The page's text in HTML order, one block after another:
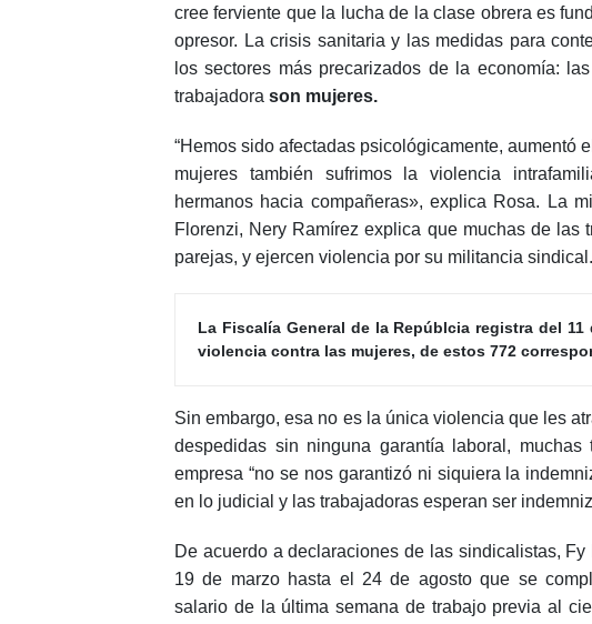
cree ferviente que la lucha de la clase obrera es
opresor. La crisis sanitaria y las medidas para
los sectores más precarizados de la economía:
trabajadora son mujeres.
“Hemos sido afectadas psicológicamente, aumentó
mujeres también sufrimos la violencia
hermanos hacia compañeras», explica Rosa. La
Florenzi, Nery Ramírez explica que muchas de las
parejas, y ejercen violencia por su militancia sindical.
La Fiscalía General de la Repúblcia registra del
violencia contra las mujeres, de estos 772
Sin embargo, esa no es la única violencia que les
despedidas sin ninguna garantía laboral,
empresa “no se nos garantizó ni siquiera la
en lo judicial y las trabajadoras esperan ser
De acuerdo a declaraciones de las sindicalistas, Fy
19 de marzo hasta el 24 de agosto que se
salario de la última semana de trabajo previa al